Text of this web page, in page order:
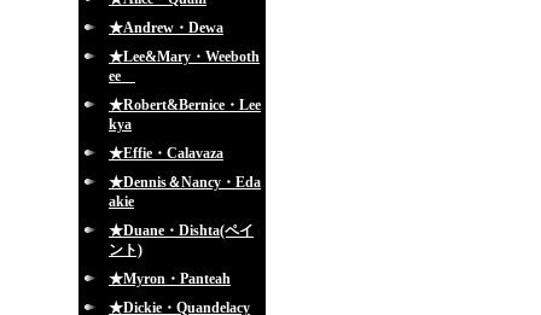
★Andrew・Dewa
★Lee&Mary・Weeboth
ee
★Robert&Bernice・Lee
kya
★Effie・Calavaza
★Dennis＆Nancy・Eda
akie
★Duane・Dishta(ペイ
ント)
★Myron・Panteah
★Dickie・Quandelacy